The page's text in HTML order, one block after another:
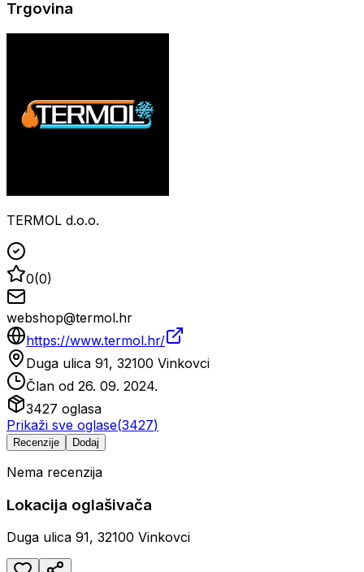
Trgovina
TERMOL d.o.o.
0(0)
webshop@termol.hr
https://www.termol.hr/
Duga ulica 91, 32100 Vinkovci
Član od 26. 09. 2024.
3427 oglasa
Prikaži sve oglase(3427)
Recenzije Dodaj
Nema recenzija
Lokacija oglašivača
Duga ulica 91, 32100 Vinkovci